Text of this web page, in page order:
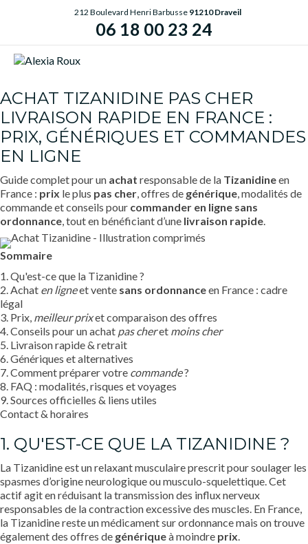
212 Boulevard Henri Barbusse 91210 Draveil
06 18 00 23 24
ACHAT TIZANIDINE PAS CHER
LIVRAISON RAPIDE EN FRANCE :
PRIX, GÉNÉRIQUES ET COMMANDES
EN LIGNE
Guide complet pour un achat responsable de la Tizanidineen
France : prix le plus pas cher, offres de générique, modalités de
commande et conseils pour commander en ligne sans
ordonnance, tout en bénéficiant d’une livraison rapide.
Sommaire
1. Qu'est-ce que la Tizanidine ?
2. Achat en ligneet vente sans ordonnanceen France : cadre
légal
3. Prix, meilleur prixet comparaison des offres
4. Conseils pour un achat pas cheret moins cher
5. Livraison rapide & retrait
6. Génériques et alternatives
7. Comment préparer votre commande?
8. FAQ : modalités, risques et voyages
9. Sources officielles & liens utiles
Contact & horaires
1. QU'EST-CE QUE LA TIZANIDINE ?
La Tizanidine est un relaxant musculaire prescrit pour soulager les
spasmes d’origine neurologique ou musculo-squelettique. Cet
actif agit en réduisant la transmission des influx nerveux
responsables de la contraction excessive des muscles. En France,
la Tizanidine reste un médicament sur ordonnance mais on trouve
également des offres de génériqueà moindre prix.